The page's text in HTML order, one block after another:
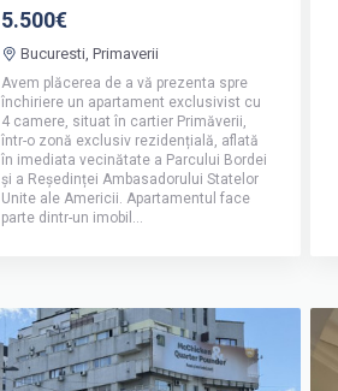
5.500€
Bucuresti, Primaverii
Avem plăcerea de a vă prezenta spre
închiriere un apartament exclusivist cu
4 camere, situat în cartier Primăverii,
într-o zonă exclusiv rezidențială, aflată
în imediata vecinătate a Parcului Bordei
și a Reședinței Ambasadorului Statelor
Unite ale Americii. Apartamentul face
parte dintr-un imobil...